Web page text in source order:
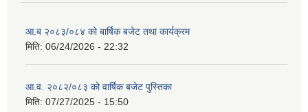
आ.ब २०८३/०८४ को बार्षिक बजेट तथा कार्यक्रम
मिति: 06/24/2026 - 22:32
आ.व. २०८२/०८३ को वार्षिक बजेट पुस्तिका
मिति: 07/27/2025 - 15:50